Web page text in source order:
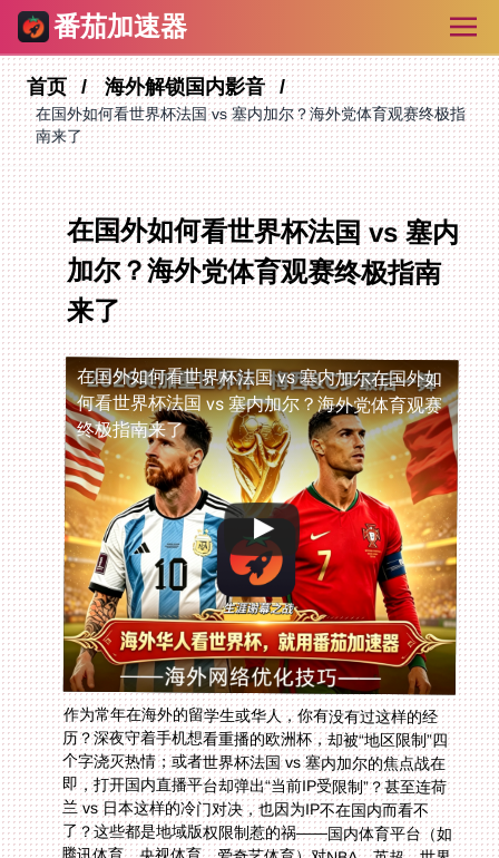
番茄加速器
首页 海外解锁国内影音
在国外如何看世界杯法国 vs 塞内加尔？海外党体育观赛终极指
南来了
在国外如何看世界杯法国 vs 塞内
加尔？海外党体育观赛终极指南
来了
在国外如何看世界杯法国 vs 塞内加尔在国外如
何看世界杯法国 vs 塞内加尔？海外党体育观赛
终极指南来了
作为常年在海外的留学生或华人，你有没有过这样的经
历？深夜守着手机想看重播的欧洲杯，却被“地区限制”四
个字浇灭热情；或者世界杯法国 vs 塞内加尔的焦点战在
即，打开国内直播平台却弹出“当前IP受限制”？甚至连荷
兰 vs 日本这样的冷门对决，也因为IP不在国内而看不
了？这些都是地域版权限制惹的祸——国内体育平台（如
腾讯体育、央视体育、爱奇艺体育）对NBA、英超、世界
杯等赛事的直播权有严格地域限制，非中国大陆IP无法访